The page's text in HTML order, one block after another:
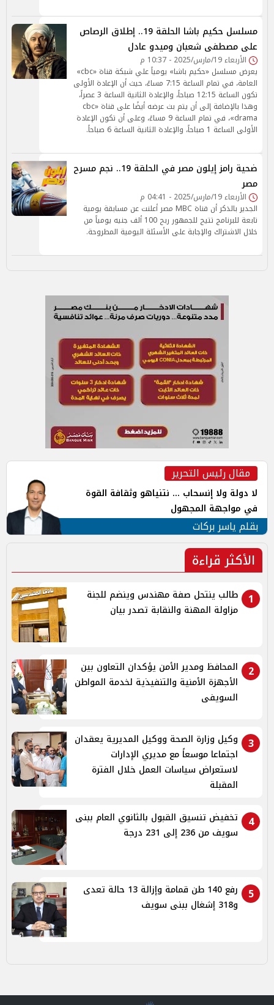
مسلسل حكيم باشا الحلقة 19.. إطلاق الرصاص
على مصطفى شعبان وميدو عادل
الأربعاء 19/مارس/2025 - 10:37 م
يعرض مسلسل «حكيم باشا» يومياً علي شبكة قناة «cbc»
العامة، في تمام الساعة 7:15 مساءً، حيث أن الإعادة الأولى
تكون الساعة 12:15 صباحاً، والإعادة الثانية الساعة 3 عصراً،
وهذا بالإضافة إلى أن يتم بث عرضه أيضًا على قناة «cbc
drama»، في تمام الساعة 9 مساءً، وعلى أن تكون الإعادة
الأولى الساعة 1 صباحاً، والإعادة الثانية الساعة 6 صباحاً.
ضحية رامز إيلون مصر في الحلقة 19.. نجم مسرح
مصر
الأربعاء 19/مارس/2025 - 04:41 م
الجدير بالذكر أن قناة MBC مصر أعلنت عن مسابقة يومية
تابعة للبرنامج تتيح للجمهور ربح 100 ألف جنيه يومياً من
خلال الاشتراك والإجابة على الأسئلة اليومية المطروحة.
مقال رئيس التحرير
لا دولة ولا إنسحاب ... نتنياهو وثقافة القوة
في مواجهة المجهول
بقلم ياسر بركات
الأكثر قراءة
1
طالب ينتحل صفة مهندس وينضم للجنة
مزاولة المهنة والنقابة تصدر بيان
2
المحافظ ومدير الأمن يؤكدان التعاون بين
الأجهزة الأمنية والتنفيذية لخدمة المواطن
السويفى
3
وكيل وزارة الصحة ووكيل المديرية يعقدان
اجتماعا موسعاً مع مديري الإدارات
لاستعراض سياسات العمل خلال الفترة
المقبلة
4
تخفيض تنسيق القبول بالثانوي العام ببنى
سويف من 236 إلى 231 درجة
5
رفع 140 طن قمامة وإزالة 13 حالة تعدى
و318 إشغال ببنى سويف